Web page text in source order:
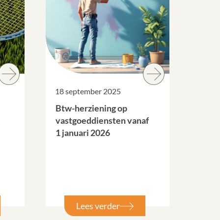
18 september 2025
Btw-herziening op
vastgoeddiensten vanaf
1 januari 2026
Lees verder